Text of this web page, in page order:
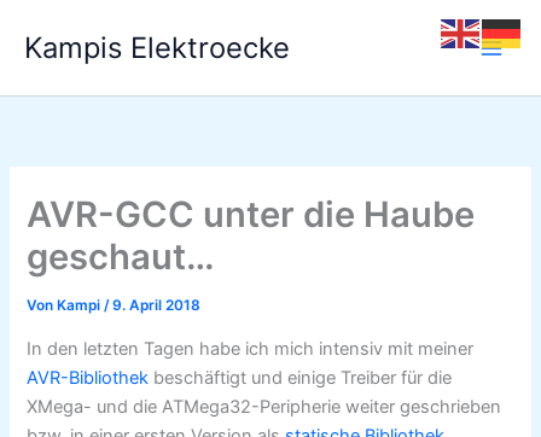
InhaltKampis Elektroecke
AVR-GCC unter die Haube
geschaut…
Von Kampi/9. April 2018
In den letzten Tagen habe ich mich intensiv mit meiner
AVR-Bibliothek beschäftigt und einige Treiber für die
XMega- und die ATMega32-Peripherie weiter geschrieben